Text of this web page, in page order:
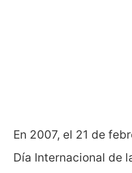
En 2007, el 21 de
Día Internacional de